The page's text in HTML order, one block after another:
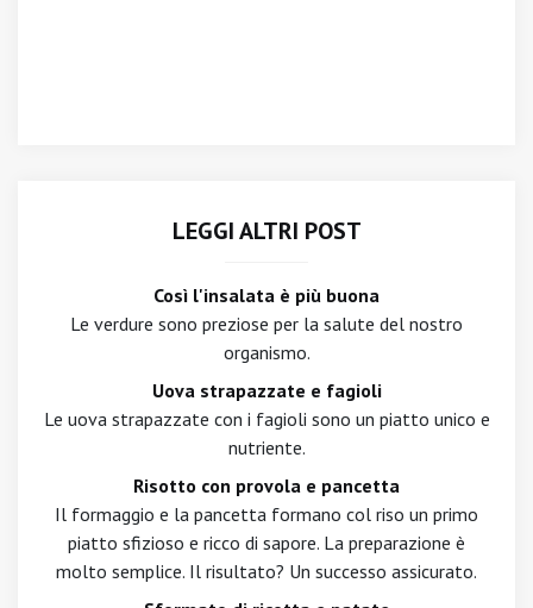
LEGGI ALTRI POST
Così l'insalata è più buona
Le verdure sono preziose per la salute del nostro
organismo.
Uova strapazzate e fagioli
Le uova strapazzate con i fagioli sono un piatto unico e
nutriente.
Risotto con provola e pancetta
Il formaggio e la pancetta formano col riso un primo
piatto sfizioso e ricco di sapore. La preparazione è
molto semplice. Il risultato? Un successo assicurato.